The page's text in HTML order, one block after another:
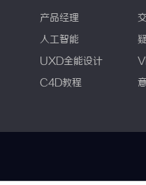
产品经理
人工智能
UXD全能设计
C4D教程